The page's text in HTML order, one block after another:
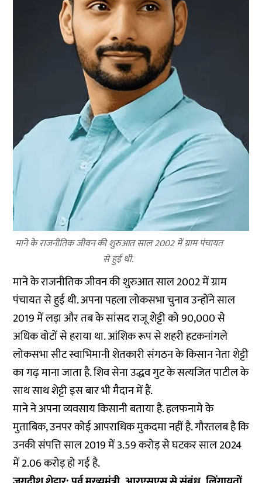
माने के राजनीतिक जीवन की शुरुआत साल 2002 में ग्राम पंचायत
से हुई थी.
माने के राजनीतिक जीवन की शुरुआत साल 2002 में ग्राम
पंचायत से हुई थी. अपना पहला लोकसभा चुनाव उन्होंने साल
2019 में लड़ा और तब के सांसद राजू शेट्टी को 90,000 से
अधिक वोटों से हराया था. आंशिक रूप से शहरी हटकनांगले
लोकसभा सीट स्वाभिमानी शेतकारी संगठन के किसान नेता शेट्टी
का गढ़ माना जाता है. शिव सेना उद्धव गुट के सत्यजित पाटील के
साथ साथ शेट्टी इस बार भी मैदान में हैं.
माने ने अपना व्यवसाय किसानी बताया है. हलफनामे के
मुताबिक, उनपर कोई आपराधिक मुकदमा नहीं है. गौरतलब है कि
उनकी संपत्ति साल 2019 में 3.59 करोड़ से घटकर साल 2024
में 2.06 करोड़ हो गई है.